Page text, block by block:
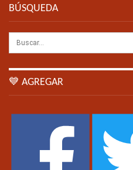
BÚSQUEDA
💙 AGREGAR